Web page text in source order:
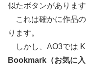
似たボタンがあります
これは確かに作品
ります。
しかし、AO3では
Bookmark（お気に入